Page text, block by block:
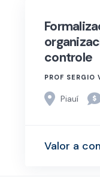
controle
PROF SERGIO
Piauí
Valor a